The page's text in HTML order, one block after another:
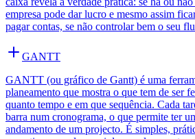
empresa pode dar lucro e mesmo assim
pagar contas, se não controlar bem o seu
GANTT
GANTT (ou gráfico de Gantt) é uma
planeamento que mostra o que tem de ser
quanto tempo e em que sequência. Cada
barra num cronograma, o que permite ter
andamento de um projecto. É simples,